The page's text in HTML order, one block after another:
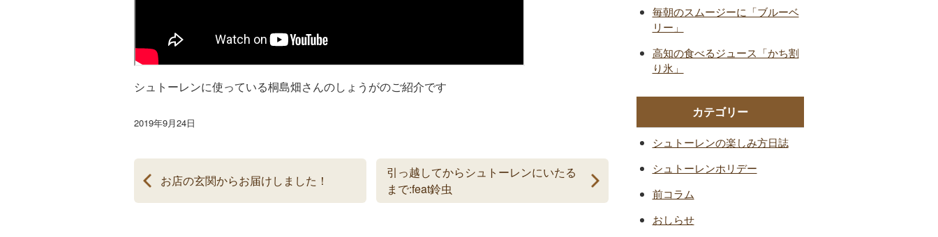
シュトーレンに使っている桐島畑さんのしょうがのご紹介です
2019年9月24日
お店の玄関からお届けしました！
引っ越してからシュトーレンにいたる
まで:feat鈴虫
毎朝のスムージーに「ブルーベ
リー」
高知の食べるジュース「かち割
り氷」
カテゴリー
シュトーレンの楽しみ方日誌
シュトーレンホリデー
前コラム
おしらせ